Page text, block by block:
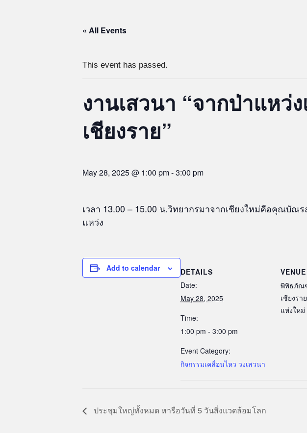
« All Events
This event has passed.
งานเสวนา “จากป่าแหว่
เชียงราย”
May 28, 2025 @ 1:00 pm-3:00 pm
เวลา 13.00 – 15.00 น.วิทยากรมาจากเชียงใหม่คือคุณบั
แหว่ง
Add to calendar
DETAILS
Date:
May 28, 2025
Time:
1:00 pm - 3:00 pm
Event Category:
กิจกรรมเคลื่อนไหว วงเสวนา
VENUE
พิพิธภัณ
เชียงรา
แห่งใหม่
ประชุมใหญ่ทั้งหมด หารือวันที่ 5 วันสิ่งแวดล้อมโลก